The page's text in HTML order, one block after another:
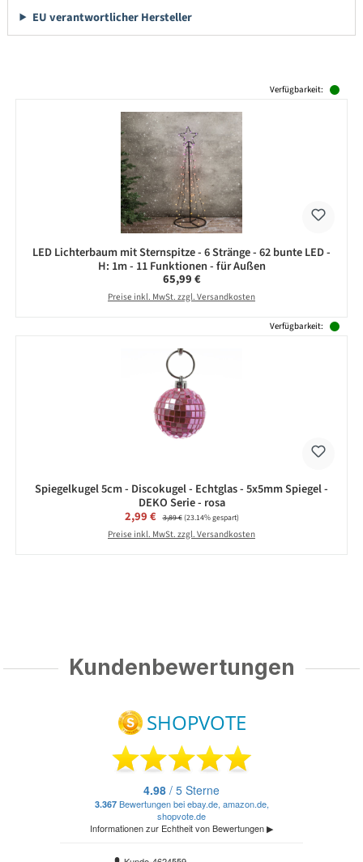
EU verantwortlicher Hersteller
Verfügbarkeit:
LED Lichterbaum mit Sternspitze - 6 Stränge - 62 bunte LED -
H: 1m - 11 Funktionen - für Außen
Regulärer Preis:
65,99 €
Preise inkl. MwSt. zzgl. Versandkosten
Verfügbarkeit:
Spiegelkugel 5cm - Discokugel - Echtglas - 5x5mm Spiegel -
DEKO Serie - rosa
Verkaufspreis:
2,99 € Regulärer Preis:
3,89 €(23.14% gespart)
Preise inkl. MwSt. zzgl. Versandkosten
Kundenbewertungen